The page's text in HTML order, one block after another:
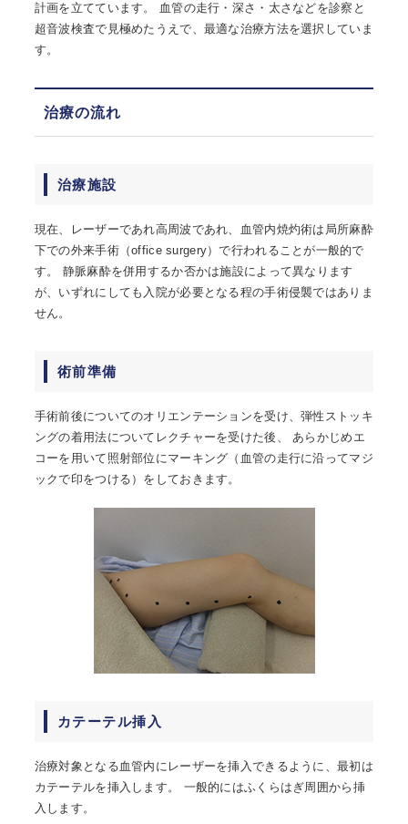
計画を立てています。 血管の走行・深さ・太さなどを診察と
超音波検査で見極めたうえで、最適な治療方法を選択していま
す。
治療の流れ
治療施設
現在、レーザーであれ高周波であれ、血管内焼灼術は局所麻酔
下での外来手術（office surgery）で行われることが一般的で
す。 静脈麻酔を併用するか否かは施設によって異なります
が、いずれにしても入院が必要となる程の手術侵襲ではありま
せん。
術前準備
手術前後についてのオリエンテーションを受け、弾性ストッキ
ングの着用法についてレクチャーを受けた後、 あらかじめエ
コーを用いて照射部位にマーキング（血管の走行に沿ってマジ
ックで印をつける）をしておきます。
カテーテル挿入
治療対象となる血管内にレーザーを挿入できるように、最初は
カテーテルを挿入します。 一般的にはふくらはぎ周囲から挿
入します。